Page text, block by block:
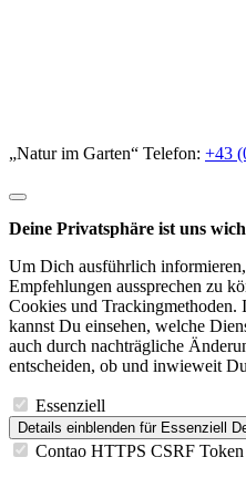
„Natur im Garten“ Telefon: +43
Deine Privatsphäre ist uns
Um Dich ausführlich
Empfehlungen aussprechen zu
Cookies und Trackingmethoden.
kannst Du einsehen, welche
auch durch nachträgliche
entscheiden, ob und inwieweit
Essenziell
Details einblenden für Essenziell
Contao HTTPS CSRF Token